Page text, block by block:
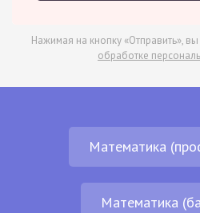
Нажимая на кнопку «Отправить»,
обработке
Математика
Математика